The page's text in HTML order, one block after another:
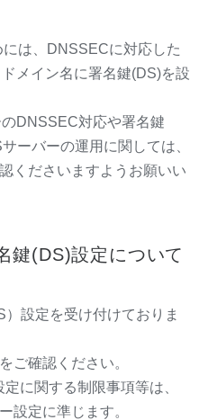
には、DNSSECに対応した
メイン名に署名鍵(DS)を設
DNSSEC対応や署名鍵
ーバーの運用に関しては、
くださいますようお願いい
鍵(DS)設定について
設定を受け付けておりま
ご確認ください。
に関する制限事項等は、
設定に準じます。